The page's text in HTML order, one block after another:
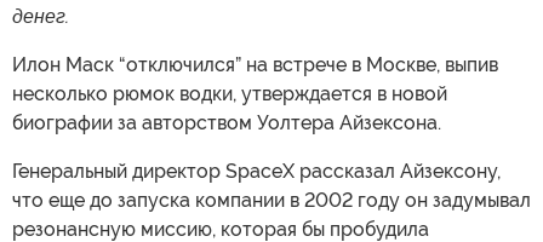
денег.
Илон Маск “отключился” на встрече в Москве, выпив
несколько рюмок водки, утверждается в новой
биографии за авторством Уолтера Айзексона.
Генеральный директор SpaceX рассказал Айзексону,
что еще до запуска компании в 2002 году он задумывал
резонансную миссию, которая бы пробудила